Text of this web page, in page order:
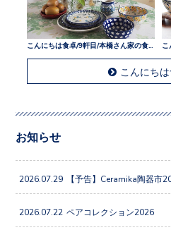
こんにちは食卓/9軒目/本橋さん家の食卓
こんにち
お知らせ
2026.07.29 【予告】Ceramika陶器市
2026.07.22 ペアコレクション2026